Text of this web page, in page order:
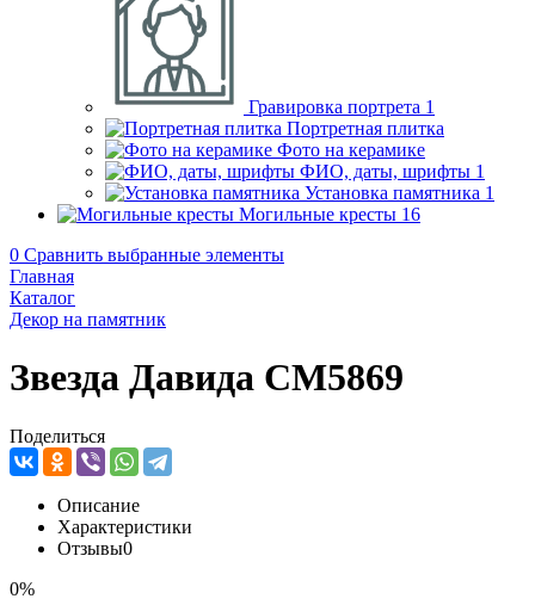
Гравировка портрета 1
Портретная плитка
Фото на керамике
ФИО, даты, шрифты 1
Установка памятника 1
Могильные кресты 16
0 Сравнить выбранные элементы
Главная
Каталог
Декор на памятник
Звезда Давида CM5869
Поделиться
Описание
Характеристики
Отзывы0
0%